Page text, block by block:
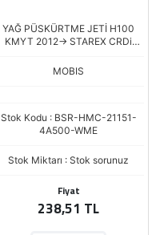
YAĞ PÜSKÜRTME JETİ H100
KMYT 2012-> STAREX CRDi
2002-> H1 2008->
MOBIS
Stok Kodu : BSR-HMC-21151-
4A500-WME
Stok Miktarı : Stok sorunuz
Fiyat
238,51 TL